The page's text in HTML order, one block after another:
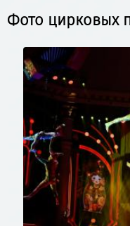
Фото цирковых